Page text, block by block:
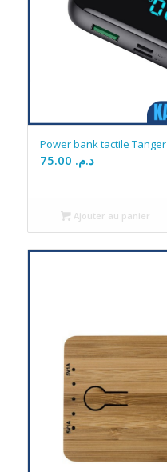
Power bank tactile Tanger
د.م.
Ajouter au panier